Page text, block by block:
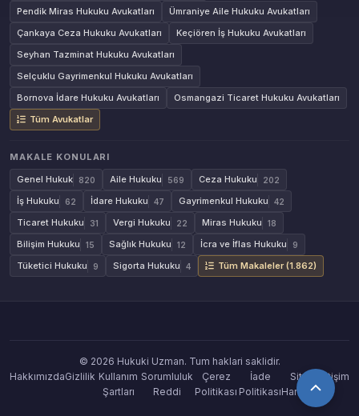
Pendik Miras Hukuku Avukatları
Ümraniye Aile Hukuku Avukatları
Çankaya Ceza Hukuku Avukatları
Keçiören İş Hukuku Avukatları
Seyhan Tazminat Hukuku Avukatları
Selçuklu Gayrimenkul Hukuku Avukatları
Bornova İdare Hukuku Avukatları
Osmangazi Ticaret Hukuku Avukatları
Tüm Avukatlar
MAKALE KONULARI
Genel Hukuk
820 Aile Hukuku 569 Ceza Hukuku 202
İş Hukuku 62 İdare Hukuku 47 Gayrimenkul Hukuku 42
Ticaret Hukuku 31 Vergi Hukuku 22 Miras Hukuku 18
Bilişim Hukuku 15 Sağlık Hukuku 12 İcra ve İflas Hukuku 9
Tüketici Hukuku 9 Sigorta Hukuku 4 Tüm Makaleler (1.862)
© 2026 Hukuki Uzman. Tum haklari saklidir.
HakkımızdaGizlilik Kullanım
Şartları
Sorumluluk
Reddi
Çerez
Politikası
İade
Politikası
Site
Haritası
İletişim